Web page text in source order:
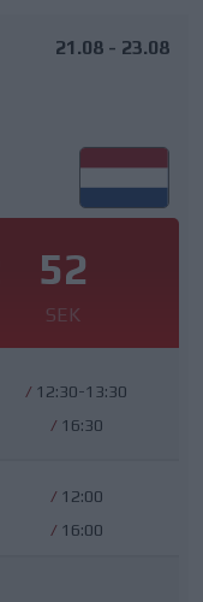
21.08 - 23.08
51
SEK
/ 12:30-13:30
/ 16:30
/ 12:00
/ 16:00